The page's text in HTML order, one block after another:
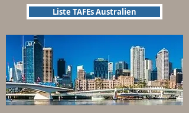
Liste TAFEs Australien